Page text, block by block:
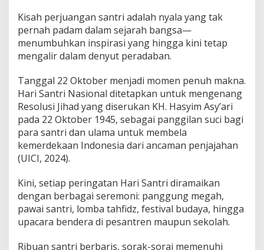
Kisah perjuangan santri adalah nyala yang tak
pernah padam dalam sejarah bangsa—
menumbuhkan inspirasi yang hingga kini tetap
mengalir dalam denyut peradaban.
Tanggal 22 Oktober menjadi momen penuh makna.
Hari Santri Nasional ditetapkan untuk mengenang
Resolusi Jihad yang diserukan KH. Hasyim Asy’ari
pada 22 Oktober 1945, sebagai panggilan suci bagi
para santri dan ulama untuk membela
kemerdekaan Indonesia dari ancaman penjajahan
(UICI, 2024).
Kini, setiap peringatan Hari Santri diramaikan
dengan berbagai seremoni: panggung megah,
pawai santri, lomba tahfidz, festival budaya, hingga
upacara bendera di pesantren maupun sekolah.
Ribuan santri berbaris, sorak-sorai memenuhi